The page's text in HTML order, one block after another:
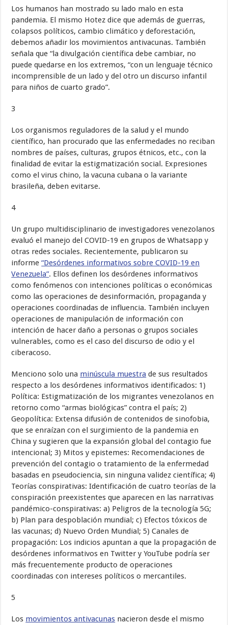
Los humanos han mostrado su lado malo en esta
pandemia. El mismo Hotez dice que además de guerras,
colapsos políticos, cambio climático y deforestación,
debemos añadir los movimientos antivacunas. También
señala que “la divulgación científica debe cambiar, no
puede quedarse en los extremos, “con un lenguaje técnico
incomprensible de un lado y del otro un discurso infantil
para niños de cuarto grado”.
3
Los organismos reguladores de la salud y el mundo
científico, han procurado que las enfermedades no reciban
nombres de países, culturas, grupos étnicos, etc., con la
finalidad de evitar la estigmatización social. Expresiones
como el virus chino, la vacuna cubana o la variante
brasileña, deben evitarse.
4
Un grupo multidisciplinario de investigadores venezolanos
evaluó el manejo del COVID-19 en grupos de Whatsapp y
otras redes sociales. Recientemente, publicaron su
informe“Desórdenes informativos sobre COVID-19 en
Venezuela”. Ellos definen los desórdenes informativos
como fenómenos con intenciones políticas o económicas
como las operaciones de desinformación, propaganda y
operaciones coordinadas de influencia. También incluyen
operaciones de manipulación de información con
intención de hacer daño a personas o grupos sociales
vulnerables, como es el caso del discurso de odio y el
ciberacoso.
Menciono solo una minúscula muestra de sus resultados
respecto a los desórdenes informativos identificados: 1)
Política: Estigmatización de los migrantes venezolanos en
retorno como “armas biológicas” contra el país; 2)
Geopolítica: Extensa difusión de contenidos de sinofobia,
que se enraízan con el surgimiento de la pandemia en
China y sugieren que la expansión global del contagio fue
intencional; 3) Mitos y epistemes: Recomendaciones de
prevención del contagio o tratamiento de la enfermedad
basadas en pseudociencia, sin ninguna validez científica; 4)
Teorías conspirativas: Identificación de cuatro teorías de la
conspiración preexistentes que aparecen en las narrativas
pandémico-conspirativas: a) Peligros de la tecnología 5G;
b) Plan para despoblación mundial; c) Efectos tóxicos de
las vacunas; d) Nuevo Orden Mundial; 5) Canales de
propagación: Los indicios apuntan a que la propagación de
desórdenes informativos en Twitter y YouTube podría ser
más frecuentemente producto de operaciones
coordinadas con intereses políticos o mercantiles.
5
Los movimientos antivacunas nacieron desde el mismo